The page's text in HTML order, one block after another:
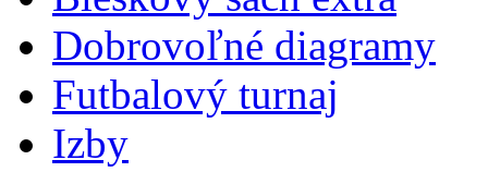
Dobrovoľné diagramy
Futbalový turnaj
Izby